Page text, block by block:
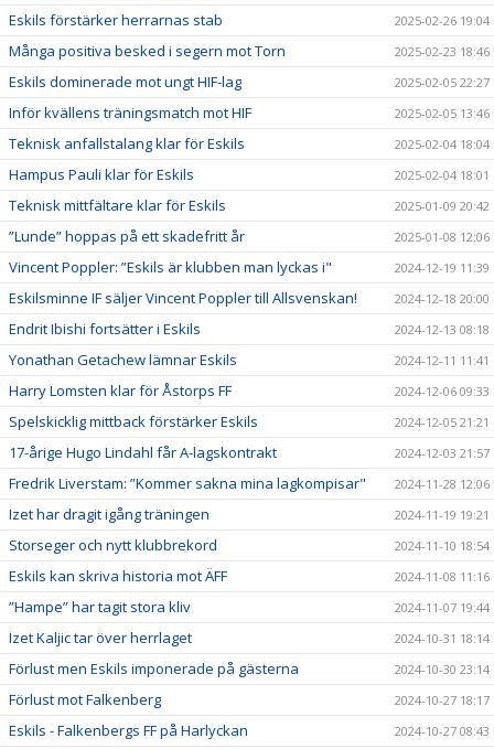
Eskils förstärker herrarnas stab 2025-02-26 19:04
Många positiva besked i segern mot Torn 2025-02-23 18:46
Eskils dominerade mot ungt HIF-lag 2025-02-05 22:27
Inför kvällens träningsmatch mot HIF 2025-02-05 13:46
Teknisk anfallstalang klar för Eskils 2025-02-04 18:04
Hampus Pauli klar för Eskils 2025-02-04 18:01
Teknisk mittfältare klar för Eskils 2025-01-09 20:42
”Lunde” hoppas på ett skadefritt år 2025-01-08 12:06
Vincent Poppler: ”Eskils är klubben man lyckas i" 2024-12-19 11:39
Eskilsminne IF säljer Vincent Poppler till Allsvenskan! 2024-12-18 20:00
Endrit Ibishi fortsätter i Eskils 2024-12-13 08:18
Yonathan Getachew lämnar Eskils 2024-12-11 11:41
Harry Lomsten klar för Åstorps FF 2024-12-06 09:33
Spelskicklig mittback förstärker Eskils 2024-12-05 21:21
17-årige Hugo Lindahl får A-lagskontrakt 2024-12-03 21:57
Fredrik Liverstam: ”Kommer sakna mina lagkompisar" 2024-11-28 12:06
Izet har dragit igång träningen 2024-11-19 19:21
Storseger och nytt klubbrekord 2024-11-10 18:54
Eskils kan skriva historia mot ÄFF 2024-11-08 11:16
”Hampe” har tagit stora kliv 2024-11-07 19:44
Izet Kaljic tar över herrlaget 2024-10-31 18:14
Förlust men Eskils imponerade på gästerna 2024-10-30 23:14
Förlust mot Falkenberg 2024-10-27 18:17
Eskils - Falkenbergs FF på Harlyckan 2024-10-27 08:43